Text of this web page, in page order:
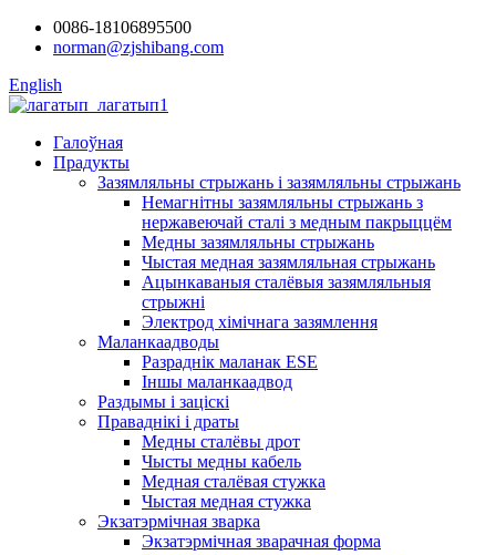
0086-18106895500
norman@zjshibang.com
English
Галоўная
Прадукты
Зазямляльны стрыжань і зазямляльны стрыжань
Немагнітны зазямляльны стрыжань з
нержавеючай сталі з медным пакрыццём
Медны зазямляльны стрыжань
Чыстая медная зазямляльная стрыжань
Ацынкаваныя сталёвыя зазямляльныя
стрыжні
Электрод хімічнага зазямлення
Маланкаадводы
Разраднік маланак ESE
Іншы маланкаадвод
Раздымы і заціскі
Праваднікі і драты
Медны сталёвы дрот
Чысты медны кабель
Медная сталёвая стужка
Чыстая медная стужка
Экзатэрмічная зварка
Экзатэрмічная зварачная форма